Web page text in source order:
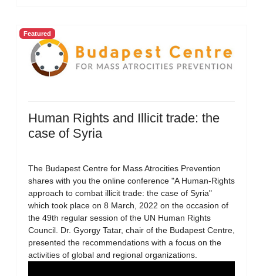
Featured
Human Rights and Illicit trade: the
case of Syria
The Budapest Centre for Mass Atrocities Prevention
shares with you the online conference "A Human-Rights
approach to combat illicit trade: the case of Syria"
which took place on 8 March, 2022 on the occasion of
the 49th regular session of the UN Human Rights
Council. Dr. Gyorgy Tatar, chair of the Budapest Centre,
presented the recommendations with a focus on the
activities of global and regional organizations.